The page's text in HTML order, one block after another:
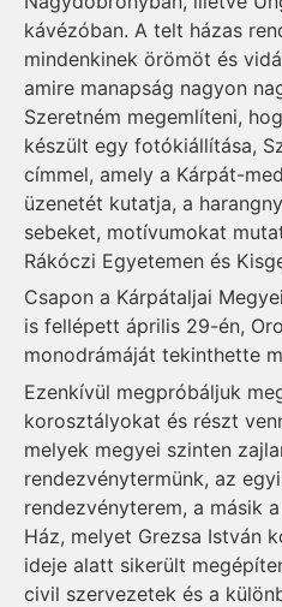
kávézóban. A telt házas
mindenkinek örömöt és
amire manapság nagyon
Szeretném megemlíteni,
készült egy fotókiállítása,
címmel, amely a Kárpát-
üzenetét kutatja, a
sebeket, motívumokat
Rákóczi Egyetemen és
Csapon a Kárpátaljai
is fellépett április 29-én,
monodrámáját tekinthette
Ezenkívül megpróbáljuk
korosztályokat és részt
melyek megyei szinten
rendezvénytermünk, az
rendezvényterem, a másik
Ház, melyet Grezsa István
ideje alatt sikerült
civil szervezetek és a